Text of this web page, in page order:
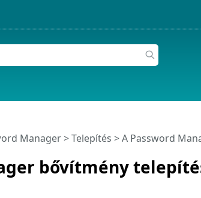
bővítmény
Manager>Telepítés > A Password